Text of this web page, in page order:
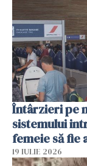
Întârzieri pe
sistemului
femeie să fie
19 IULIE 2026